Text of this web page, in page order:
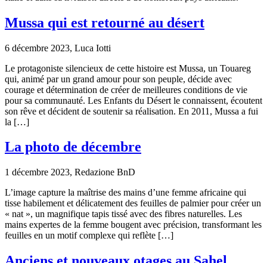
Mussa qui est retourné au désert
6 décembre 2023, Luca Iotti
Le protagoniste silencieux de cette histoire est Mussa, un Touareg
qui, animé par un grand amour pour son peuple, décide avec
courage et détermination de créer de meilleures conditions de vie
pour sa communauté. Les Enfants du Désert le connaissent, écoutent
son rêve et décident de soutenir sa réalisation. En 2011, Mussa a fui
la […]
La photo de décembre
1 décembre 2023, Redazione BnD
L’image capture la maîtrise des mains d’une femme africaine qui
tisse habilement et délicatement des feuilles de palmier pour créer un
« nat », un magnifique tapis tissé avec des fibres naturelles. Les
mains expertes de la femme bougent avec précision, transformant les
feuilles en un motif complexe qui reflète […]